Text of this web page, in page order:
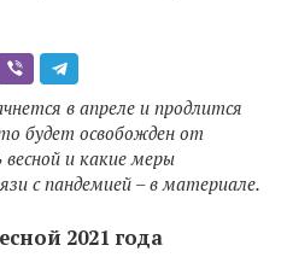
в апреле и продлится
будет освобожден от
и какие меры
с пандемией – в материале.
2021 года